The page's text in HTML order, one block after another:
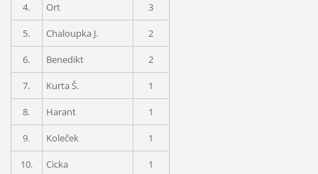
4. Ort 3
5. Chaloupka J. 2
6. Benedikt 2
7. Kurta Š. 1
8. Harant 1
9. Koleček 1
10. Cicka 1